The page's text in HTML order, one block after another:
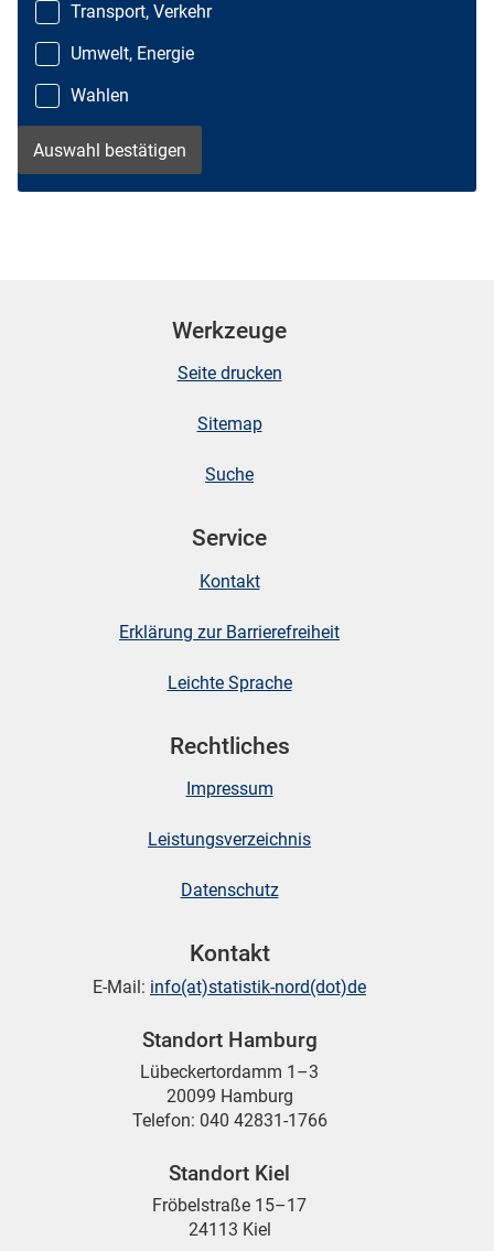
Transport, Verkehr
Umwelt, Energie
Wahlen
Werkzeuge
Seite drucken
Sitemap
Suche
Service
Kontakt
Erklärung zur Barrierefreiheit
Leichte Sprache
Rechtliches
Impressum
Leistungsverzeichnis
Datenschutz
Kontakt
E-Mail: info(at)statistik-nord(dot)de
Standort Hamburg
Lübeckertordamm 1–3
20099 Hamburg
Telefon: 040 42831-1766
Standort Kiel
Fröbelstraße 15–17
24113 Kiel